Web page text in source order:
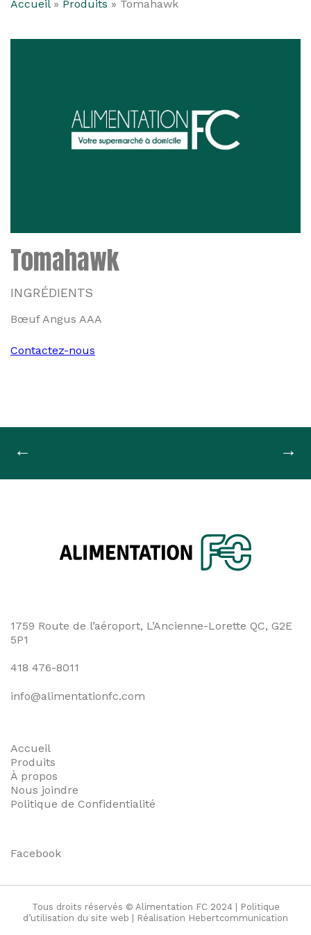
Accueil» Produits » Tomahawk
Tomahawk
INGRÉDIENTS
Bœuf Angus AAA
Contactez-nous
Navigation
→
←
1759 Route de l’aéroport, L’Ancienne-Lorette QC, G2E
5P1
418 476-8011
info@alimentationfc.com
Accueil
Produits
À propos
Nous joindre
Politique de Confidentialité
Facebook
Tous droits réservés © Alimentation FC 2024 |
Politique
d’utilisation du site web | Réalisation Hebertcommunication